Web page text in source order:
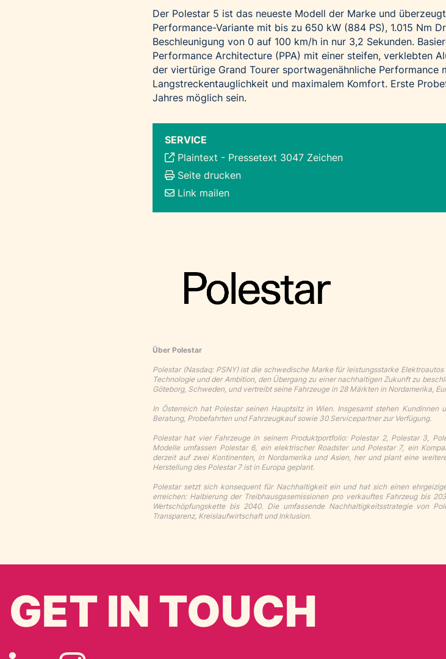
Der Polestar 5 ist das neueste Modell der Marke und
Performance-Variante mit bis zu 650 kW (884 PS), 1.015 Nm
Beschleunigung von 0 auf 100 km/h in nur 3,2 Sekunden.
Performance Architecture (PPA) mit einer steifen, verklebten
der viertürige Grand Tourer sportwagenähnliche Performance
Langstreckentauglichkeit und maximalem Komfort. Erste
Jahres möglich sein.
SERVICE
Plaintext - Pressetext 3047 Zeichen
Seite drucken
Link mailen
Über Polestar
Polestar (Nasdaq: PSNY) ist die schwedische Marke für leistungsstarke
Technologie und der Ambition, den Übergang zu einer nachhaltigen Zukunft zu
Göteborg, Schweden, und vertreibt seine Fahrzeuge in 28 Märkten in Nordamerika,
In Österreich hat Polestar seinen Hauptsitz in Wien. Insgesamt stehen Kundinnen
Beratung, Probefahrten und Fahrzeugkauf sowie 30 Servicepartner zur Verfügung.
Polestar hat vier Fahrzeuge in seinem Produktportfolio: Polestar 2, Polestar 3,
Modelle umfassen Polestar 6, ein elektrischer Roadster und Polestar 7, ein
derzeit auf zwei Kontinenten, in Nordamerika und Asien, her und plant eine
Herstellung des Polestar 7 ist in Europa geplant.
Polestar setzt sich konsequent für Nachhaltigkeit ein und hat sich einen
erreichen: Halbierung der Treibhausgasemissionen pro verkauftes Fahrzeug bis
Wertschöpfungskette bis 2040. Die umfassende Nachhaltigkeitsstrategie von
Transparenz, Kreislaufwirtschaft und Inklusion.
GET IN TOUCH